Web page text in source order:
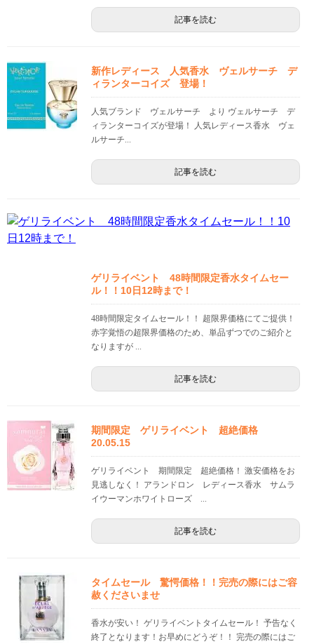
記事を読む
新作レディース 人気香水 ヴェルサーチ デ
ィランターコイズ 登場！
人気ブランド ヴェルサーチ より ヴェルサーチ デ
ィランターコイズが登場！ 人気レディース香水 ヴェ
ルサーチ...
記事を読む
ゲリライベント 48時間限定香水タイムセー
ル！！10日12時まで！
48時間限定タイムセール！！ 超限界価格にてご提供！
赤字覚悟の超限界価格のため、単品ずつでのご紹介と
なりますが ...
記事を読む
期間限定 ゲリライベント 超絶価格
20.05.15
ゲリライベント 期間限定 超絶価格！ 激安価格をお
見逃しなく！ アランドロン レディース香水 サムラ
イウーマンホワイトローズ ...
記事を読む
タイムセール 驚愕価格！！完売の際にはご容
赦くださいませ
香水が安い！ ゲリライベントタイムセール！ 予告なく
終了となります！お早めにどうぞ！！ 完売の際にはご